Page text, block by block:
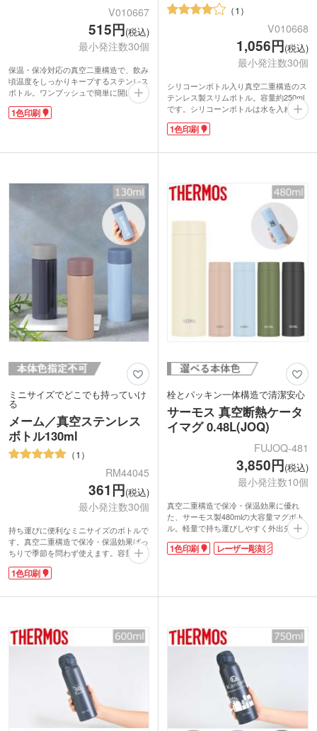
V010667
515円(税込)
最小発注数30個
保温・保冷対応の真空二重構造で、飲み
頃温度をしっかりキープするステンレス
ボトル。ワンプッシュで簡単に開けられ
るため、片手でもスムーズに使えます。
持ち運びやすい300ml容量で、通勤や通
デザインを映えさせる、実用性の高いノ
1色印刷
1
V010668
1,056円(税込)
最小発注数30個
シリコーンボトル入り真空二重構造のス
テンレス製スリムボトル。容量約250ml
です。シリコーンボトルは水を入れて凍
らせれば氷のう、お湯を入れれば湯たん
ぽとしても使える便利アイテム。ボトル
先でもクールダウンできます。バッグな
ボトル側面に1色でロゴ印刷が可能で
す。広範囲に印刷できる回転シルク印刷
にも対応しています。オリジナルボトル
を製作してサマーイベントのノベルティ
1色印刷
ミニサイズでどこでも持っていけ
る
メーム／真空ステンレス
ボトル130ml
1
RM44045
361円(税込)
最小発注数30個
持ち運びに便利なミニサイズのボトルで
す。真空二重構造で保冷・保温効果ばっ
ちりで季節を問わず使えます。容量約
130mlは、ミニサイズの缶コーヒー1本
分くらい。ランチのドリンク用やお散歩
です。
すみカラーの3色を取り混ぜでお届け。
施設やイベントの来場特典などにいかが
1色印刷
栓とパッキン一体構造で清潔安心
サーモス 真空断熱ケータ
イマグ 0.48L(JOQ)
FUJOQ-481
3,850円(税込)
最小発注数10個
真空二重構造で保冷・保温効果に優れ
た、サーモス製480mlの大容量マグボト
ル。軽量で持ち運びしやすく外出先やオ
フィスでの水分補給に最適で、スポーツ
飲料もOK。パッキン一体型の「まる洗
を入れれば、周年記念や卒業記念品にも
1色印刷 レーザー彫刻